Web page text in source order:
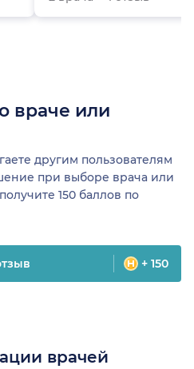
враче или
другим пользователям
при выборе врача или
150 баллов по
+ 150
врачей